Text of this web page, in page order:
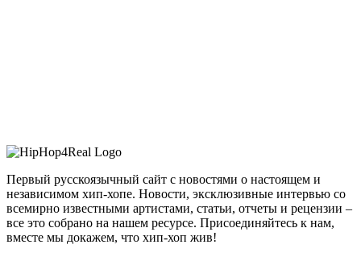
Первый русскоязычный сайт с новостями о настоящем и
независимом хип-хопе. Новости, эксклюзивные интервью со
всемирно известными артистами, статьи, отчеты и рецензии –
все это собрано на нашем ресурсе. Присоединяйтесь к нам,
вместе мы докажем, что хип-хоп жив!